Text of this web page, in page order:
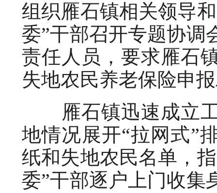
组织雁石镇相关领导
委”干部召开专题协调
责任人员，要求雁石
失地农民养老保险申
雁石镇迅速成立工
地情况展开“拉网式”
纸和失地农民名单，
委”干部逐户上门收集